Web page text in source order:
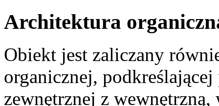
Architektura
Obiekt jest zaliczany
organicznej,
zewnętrznej z